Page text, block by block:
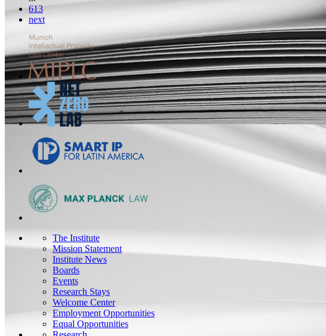
613
next
The Institute
Mission Statement
Institute News
Boards
Events
Research Stays
Welcome Center
Employment Opportunities
Equal Opportunities